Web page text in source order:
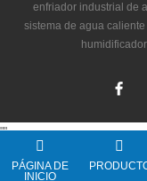
enfriador industrial de
sistema de agua caliente
""
PÁGINA DE
INICIO